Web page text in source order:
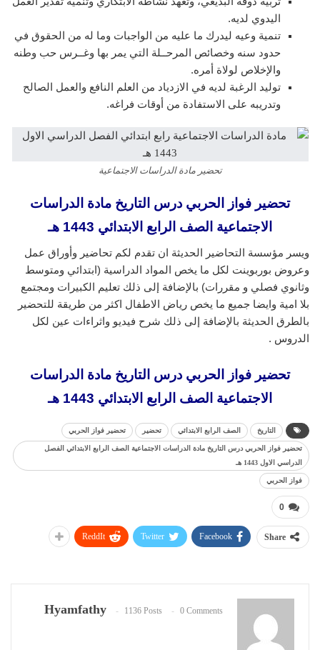
اليدوي لديه.
تنمية وعيه ليدرك ما عليه من الواجبات وما له من الحقوق في
حدود سنه وخصائص المرحــلة التي يمر بها وغــرس حب وطنه
والإخلاص لولاة أمره.
توليد الرغبة لديه في الازدياد من العلم النافع والعمل الصالح
وتدريبه على الاستفادة من أوقات فراغه.
تحضير مادة الدراسات الاجتماعية
تحضير فواز الحربي درس التاريخ مادة الدراسات
الاجتماعية الصف الرابع الابتدائي 1443 هـ
ويسر مؤسسة التحاضير الحديثة ان تقدم لكم تحاضير وأوراق عمل
وعروض بوربوينت لكل ما يخص المواد الدراسية (ابتدائي ومتوسط
وثانوي فصلي و مقررات) بالإضافة إلى ذلك تعليم الكبيرات ومجتمع
بلا امية وايضا جميع ما يخص رياض الاطفال اكثر من طريقة للتحضير
بالطرق الحديثة بالإضافة إلى ذلك شرح فيديو واثراءات عين لكل
الدروس .
تحضير فواز الحربي درس التاريخ مادة الدراسات
الاجتماعية الصف الرابع الابتدائي 1443 هـ
التاريخ الصف الرابع الابتدائي تحضير تحضير فواز الحربي
تحضير فواز الحربي درس التاريخ مادة الدراسات الاجتماعية الصف الرابع الابتدائي الفصل
الدراسي الاول 1443 هـ
فواز الحربي
0
Share
Facebook
Twitter
ReddIt
Hyamfathy 1136 Posts 0 Comments